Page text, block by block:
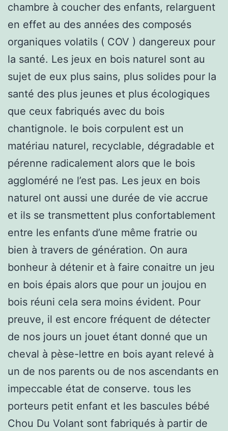
chambre à coucher des enfants, relarguent
en effet au des années des composés
organiques volatils ( COV ) dangereux pour
la santé. Les jeux en bois naturel sont au
sujet de eux plus sains, plus solides pour la
santé des plus jeunes et plus écologiques
que ceux fabriqués avec du bois
chantignole. le bois corpulent est un
matériau naturel, recyclable, dégradable et
pérenne radicalement alors que le bois
aggloméré ne l’est pas. Les jeux en bois
naturel ont aussi une durée de vie accrue
et ils se transmettent plus confortablement
entre les enfants d’une même fratrie ou
bien à travers de génération. On aura
bonheur à détenir et à faire conaitre un jeu
en bois épais alors que pour un joujou en
bois réuni cela sera moins évident. Pour
preuve, il est encore fréquent de détecter
de nos jours un jouet étant donné que un
cheval à pèse-lettre en bois ayant relevé à
un de nos parents ou de nos ascendants en
impeccable état de conserve. tous les
porteurs petit enfant et les bascules bébé
Chou Du Volant sont fabriqués à partir de